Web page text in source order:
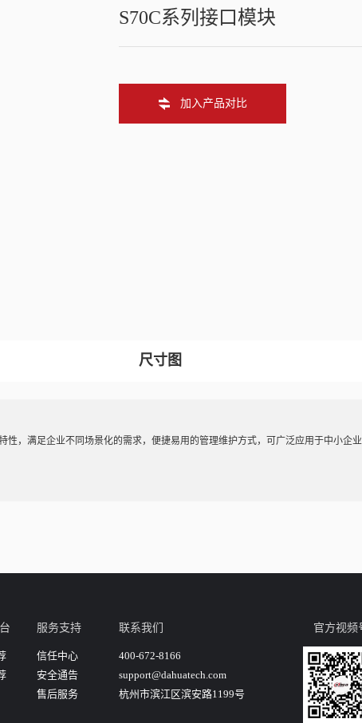
S70C系列接口模块
加入产品对比
尺寸图
，满足企业不同场景化的需求，便捷易用的管理维护方式，可广泛应用于中小企
服务支持
信任中心
安全通告
售后服务
联系我们
400-672-8166
support@dahuatech.com
杭州市滨江区滨安路1199号
官方视频